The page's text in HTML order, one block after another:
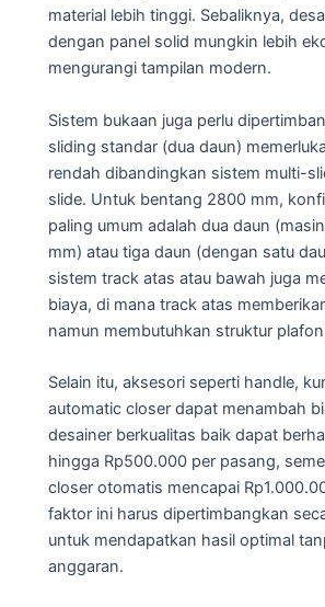
material lebih tinggi. Sebaliknya,
dengan panel solid mungkin lebih
mengurangi tampilan modern.
Sistem bukaan juga perlu
sliding standar (dua daun)
rendah dibandingkan sistem multi-
slide. Untuk bentang 2800 mm,
paling umum adalah dua daun
mm) atau tiga daun (dengan satu
sistem track atas atau bawah juga
biaya, di mana track atas
namun membutuhkan struktur
Selain itu, aksesori seperti handle,
automatic closer dapat menambah
desainer berkualitas baik dapat
hingga Rp500.000 per pasang,
closer otomatis mencapai
faktor ini harus dipertimbangkan
untuk mendapatkan hasil optimal
anggaran.